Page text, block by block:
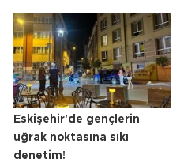
Eskişehir'de gençlerin
uğrak noktasına sıkı
denetim!